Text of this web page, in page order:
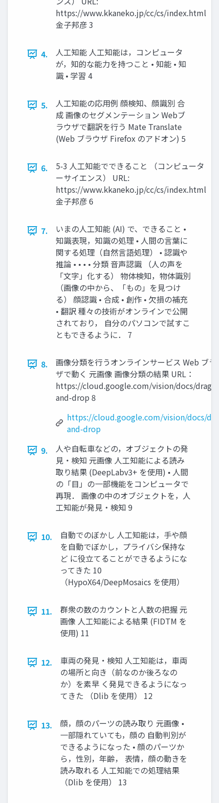
https://www.kkaneko.jp/cc/cs/index.html
金子邦彦 3
4.
人工知能 人工知能は，コンピュータ
が，知的な能力を持つこと • 知能 • 知
識 • 学習 4
5.
人工知能の応用例 顔検知、顔識別 合
成 画像のセグメンテーション Webブ
ラウザで翻訳を行う Mate Translate
(Web ブラウザ Firefox のアドオン) 5
6.
5-3 人工知能でできること （コンピュータ
ーサイエンス） URL:
https://www.kkaneko.jp/cc/cs/index.html
金子邦彦 6
7.
いまの人工知能 (AI) で、できること •
知識表現，知識の処理 • 人間の言葉に
関する処理（自然言語処理） • 認識や
推論 • • • • 分類 音声認識 （人の声を
「文字」化する） 物体検知，物体識別
（画像の中から、「もの」を見つけ
る） 顔認識 • 合成 • 創作 • 欠損の補充
• 翻訳 種々の技術がオンラインで公開
されており， 自分のパソコンで試すこ
ともできるように． 7
8.
画像分類を行うオンラインサービス Web ブラ
ザで動く 元画像 画像分類の結果 URL：
https://cloud.google.com/vision/docs/drag-
and-drop 8
https://cloud.google.com/vision/docs/
and-drop
9.
人や自転車などの，オブジェクトの発
見・検知 元画像 人工知能による読み
取り結果 (DeepLabv3+ を使用) • 人間
の「目」の一部機能をコンピュータで
再現． 画像の中のオブジェクトを，人
工知能が発見・検知 9
10.
自動でのぼかし 人工知能は，手や顔
を自動でぼかし，プライバシ保持な
ど に役立てることができるようにな
ってきた 10
（HypoX64/DeepMosaics を使用）
11.
群衆の数のカウントと人数の把握 元
画像 人工知能による結果 (FIDTM を
使用) 11
12.
車両の発見・検知 人工知能は，車両
の場所と向き（前なのか後ろなの
か）を素早 く発見できるようになっ
てきた （Dlib を使用） 12
13.
顔，顔のパーツの読み取り 元画像 •
一部隠れていても，顔の 自動判別が
できるようになった • 顔のパーツか
ら，性別，年齢， 表情，顔の動きを
読み取れる 人工知能での処理結果
（Dlib を使用） 13